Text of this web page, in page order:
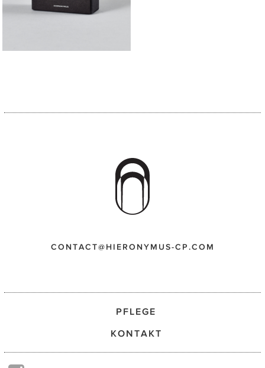
CONTACT@HIERONYMUS-CP.COM
PFLEGE
KONTAKT